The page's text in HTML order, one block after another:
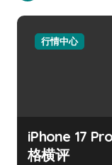
行情中心
iPhone 17
格横评